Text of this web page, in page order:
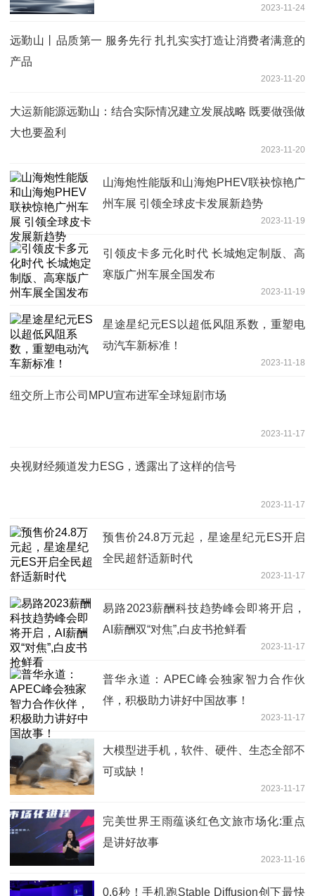
2023-11-24
远勤山丨品质第一 服务先行 扎扎实实打造让消费者满意的
产品
2023-11-20
大运新能源远勤山：结合实际情况建立发展战略 既要做强做
大也要盈利
2023-11-20
山海炮性能版和山海炮PHEV联袂惊艳广
州车展 引领全球皮卡发展新趋势
2023-11-19
引领皮卡多元化时代 长城炮定制版、高
寒版广州车展全国发布
2023-11-19
星途星纪元ES以超低风阻系数，重塑电
动汽车新标准！
2023-11-18
纽交所上市公司MPU宣布进军全球短剧市场
2023-11-17
央视财经频道发力ESG，透露出了这样的信号
2023-11-17
预售价24.8万元起，星途星纪元ES开启
全民超舒适新时代
2023-11-17
易路2023薪酬科技趋势峰会即将开启，
AI薪酬双“对焦”,白皮书抢鲜看
2023-11-17
普华永道：APEC峰会独家智力合作伙
伴，积极助力讲好中国故事！
2023-11-17
大模型进手机，软件、硬件、生态全部不
可或缺！
2023-11-17
完美世界王雨蕴谈红色文旅市场化:重点
是讲好故事
2023-11-16
0.6秒！手机跑Stable Diffusion创下最快